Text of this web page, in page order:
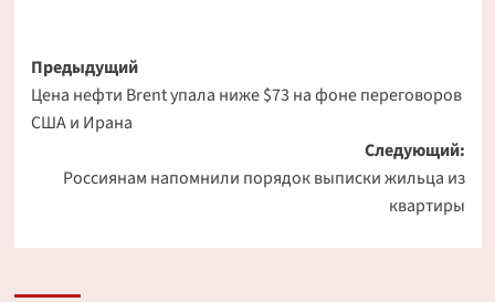
Навигация
записи
Предыдущий
Цена нефти Brent упала ниже $73 на фоне переговоров
США и Ирана
Следующий:
Россиянам напомнили порядок выписки жильца из
квартиры